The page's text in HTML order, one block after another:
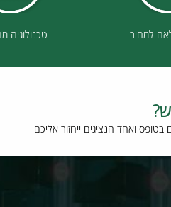
טכנולוגיה מתקדמת
הנציגים ייחזור אליכם